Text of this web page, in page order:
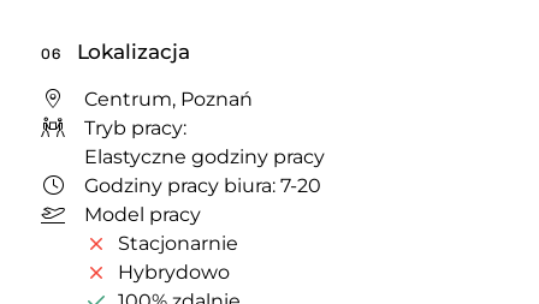
06 Lokalizacja
Centrum, Poznań
Tryb pracy:
Elastyczne godziny pracy
Godziny pracy biura: 7-20
Model pracy
Stacjonarnie
Hybrydowo